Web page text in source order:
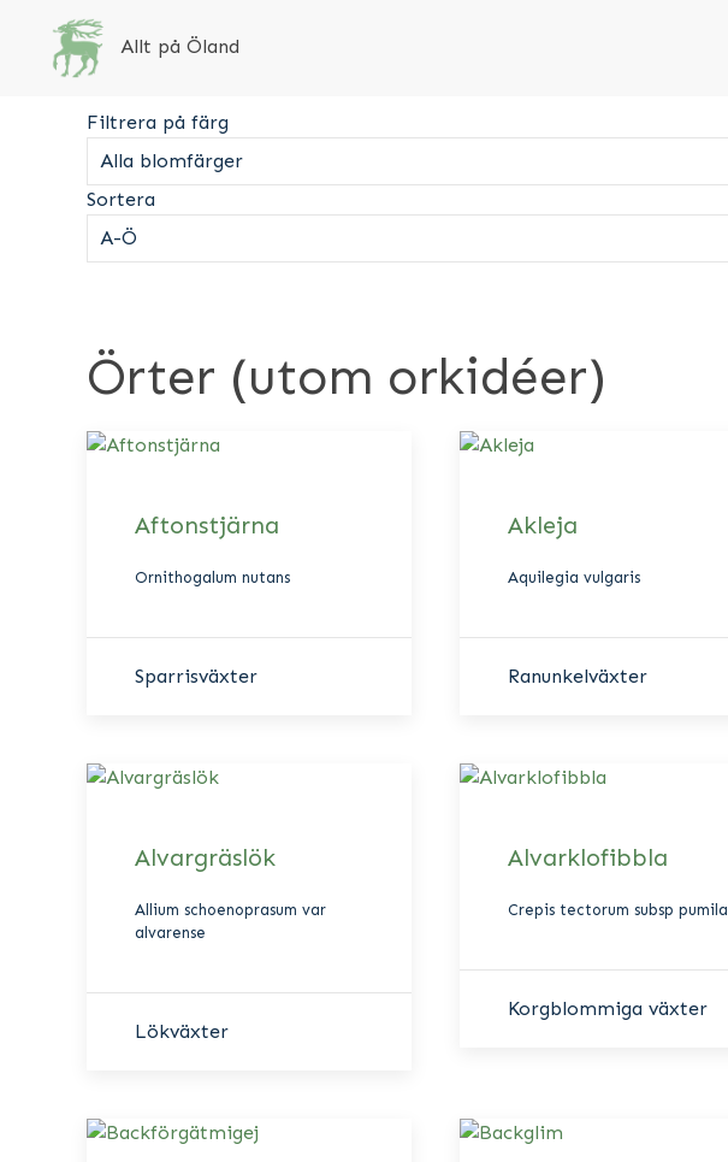
Allt på Öland
Filtrera på färg
Sortera
Örter (utom orkidéer)
Aftonstjärna
Ornithogalum nutans
Sparrisväxter
Akleja
Aquilegia vulgaris
Ranunkelväxter
Alvargräslök
Allium schoenoprasum var
alvarense
Lökväxter
Alvarklofibbla
Crepis tectorum subsp pumila
Korgblommiga växter